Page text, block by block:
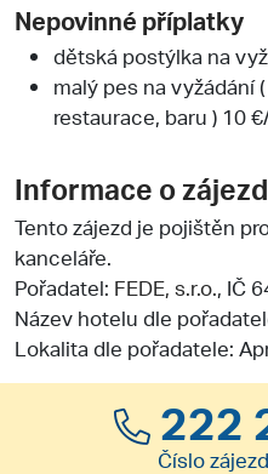
Nepovinné příplatky
dětská postýlka na
malý pes na vyžádání
restaurace, baru ) 10
Informace o
Tento zájezd je pojištěn
kanceláře.
Pořadatel: FEDE, s.r.o., IČ
Název hotelu dle
Lokalita dle pořadatele:
222
Číslo